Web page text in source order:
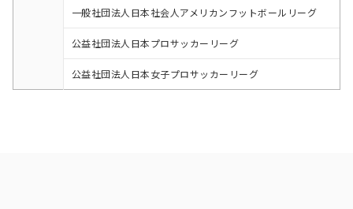
一般社団法人日本社会人アメリカンフットボールリーグ
公益社団法人日本プロサッカーリーグ
公益社団法人日本女子プロサッカーリーグ